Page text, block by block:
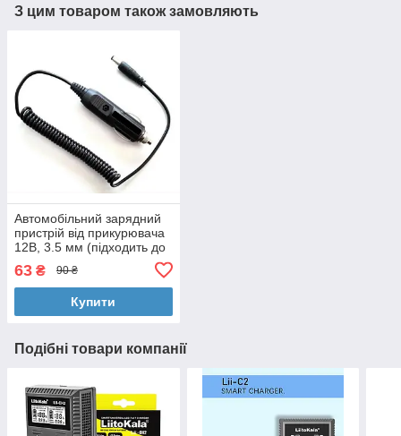
З цим товаром також замовляють
Автомобільний зарядний
пристрій від прикурювача
12В, 3.5 мм (підходить до
63 ₴ 90 ₴
Купити
Подібні товари компанії